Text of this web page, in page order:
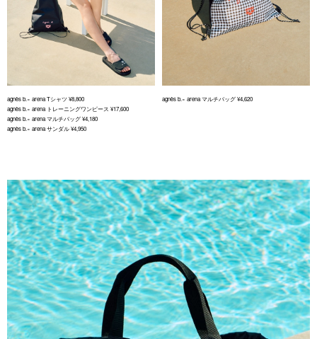
agnès b.× arena Tシャツ ¥8,800
agnès b.× arena トレーニングワンピース ¥17,600
agnès b.× arena マルチバッグ ¥4,180
agnès b.× arena サンダル ¥4,950
agnès b.× arena マルチバッグ ¥4,620